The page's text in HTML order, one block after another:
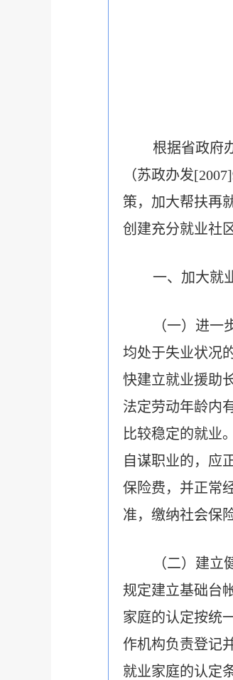
根据省政府
（苏政办发
策，加大帮扶再
创建充分就业社
一、加大就
（一）进
均处于失业状况
快建立就业援助
法定劳动年龄内
比较稳定的就业
自谋职业的，应
保险费，并正常
准，缴纳社会保
（二）建
规定建立基础台
家庭的认定按统
作机构负责登记
就业家庭的认定